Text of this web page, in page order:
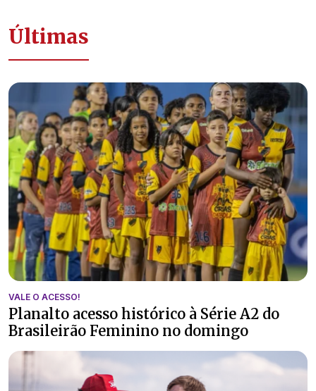
Últimas
VALE O ACESSO!
Planalto acesso histórico à Série A2 do
Brasileirão Feminino no domingo